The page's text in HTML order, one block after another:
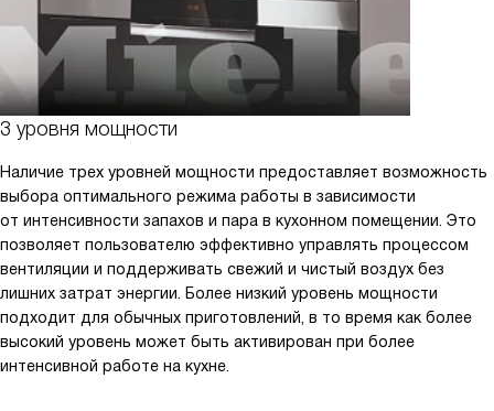
3 уровня мощности
Наличие трех уровней мощности предоставляет возможность
выбора оптимального режима работы в зависимости
от интенсивности запахов и пара в кухонном помещении. Это
позволяет пользователю эффективно управлять процессом
вентиляции и поддерживать свежий и чистый воздух без
лишних затрат энергии. Более низкий уровень мощности
подходит для обычных приготовлений, в то время как более
высокий уровень может быть активирован при более
интенсивной работе на кухне.